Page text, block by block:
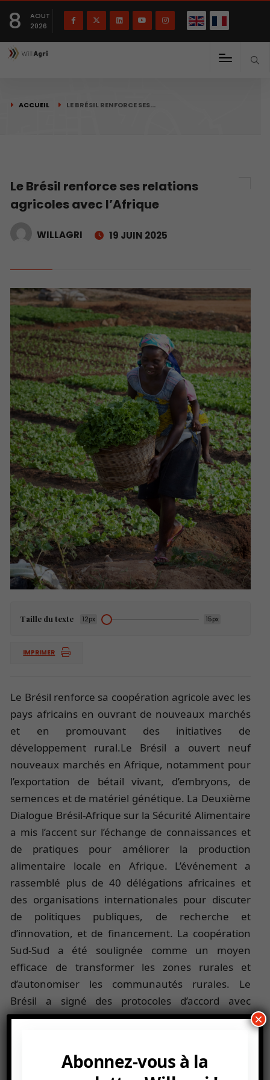
8
AOUT
2026
ACCUEIL LE BRÉSIL RENFORCE SES…
Le Brésil renforce ses relations
agricoles avec l’Afrique
WILLAGRI 19 JUIN 2025
Taille du texte 12px 15px
IMPRIMER
Le Brésil renforce sa coopération agricole avec les
pays africains en ouvrant de nouveaux marchés
et en promouvant des initiatives de
développement rural.Le Brésil a ouvert neuf
nouveaux marchés en Afrique, notamment pour
l’exportation de bétail vivant, d’embryons, de
semences et de matériel génétique. La Deuxième
Dialogue Brésil-Afrique sur la Sécurité Alimentaire
a mis l’accent sur l’échange de connaissances et
de pratiques pour améliorer la production
alimentaire locale en Afrique. L’événement a
rassemblé plus de 40 délégations africaines et
des organisations internationales pour discuter
de politiques publiques, de recherche et
d’innovation, et de financement. La coopération
Sud-Sud a été soulignée comme un moyen
efficace de transformer les zones rurales et
d’autonomiser les communautés rurales. Le
Brésil a signé des protocoles d’accord avec
plusieurs pays africains pour renforcer la
agricoles et d’élevage. Les objectifs de l’ouverture
des marchés sont de renforcer la coopération
Abonnez-vous à la
×
Français English(English)